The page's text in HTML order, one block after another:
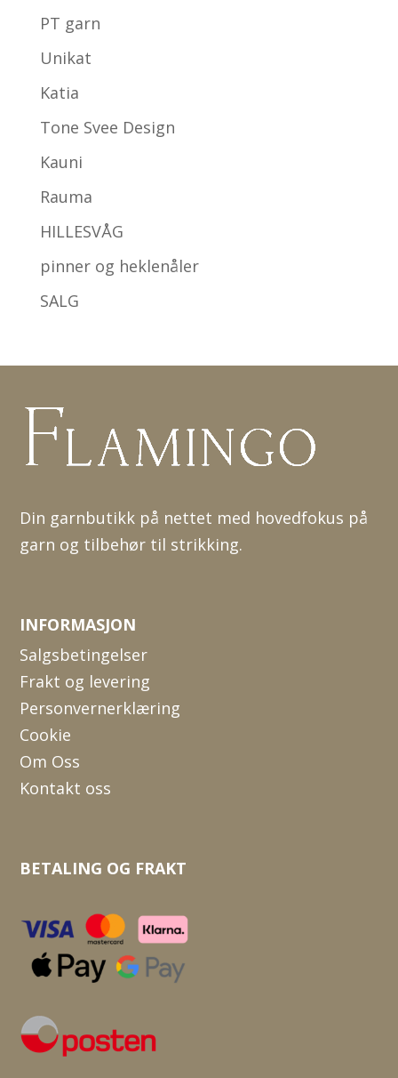
PT garn
Unikat
Katia
Tone Svee Design
Kauni
Rauma
HILLESVÅG
pinner og heklenåler
SALG
Din garnbutikk på nettet med hovedfokus på
garn og tilbehør til strikking.
INFORMASJON
Salgsbetingelser
Frakt og levering
Personvernerklæring
Cookie
Om Oss
Kontakt oss
BETALING OG FRAKT